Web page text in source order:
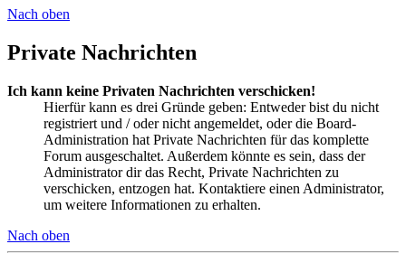
Nach oben
Private Nachrichten
Ich kann keine Privaten Nachrichten verschicken!
Hierfür kann es drei Gründe geben: Entweder bist du nicht
registriert und / oder nicht angemeldet, oder die Board-
Administration hat Private Nachrichten für das komplette
Forum ausgeschaltet. Außerdem könnte es sein, dass der
Administrator dir das Recht, Private Nachrichten zu
verschicken, entzogen hat. Kontaktiere einen Administrator,
um weitere Informationen zu erhalten.
Nach oben